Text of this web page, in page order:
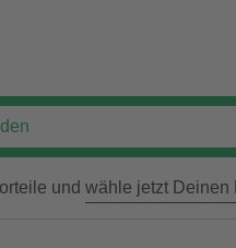
und wähle jetzt Deinen